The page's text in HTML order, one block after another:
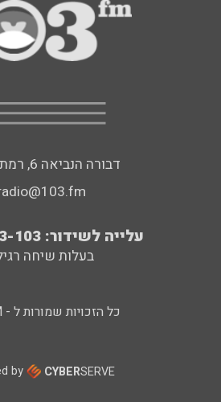
דבורה הנביאה 6, רמת השרון
עלייה לשידור: 0552-103-103
בעלות שיחה
כל הזכויות שמורות ל - 103FM
by CYBERSERVE